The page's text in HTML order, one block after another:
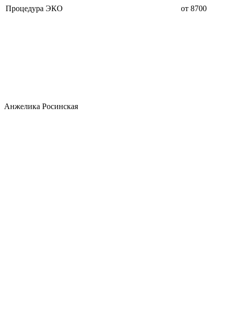
Процедура ЭКО
от 8700
Анжелика Росинская